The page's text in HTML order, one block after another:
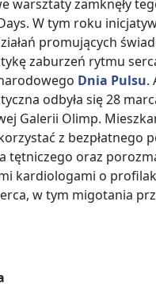
warsztaty zamknęły
W tym roku
promujących
zaburzeń rytmu
Dnia Pulsu.
odbyła się 28
Galerii Olimp.
z bezpłatnego
tętniczego oraz
kardiologami o
w tym migotania